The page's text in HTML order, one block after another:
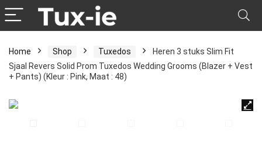
Home Shop Tuxedos
Heren 3 stuks Slim Fit
Sjaal Revers Solid Prom Tuxedos Wedding Grooms (Blazer + Vest
+ Pants) (Kleur : Pink, Maat : 48)